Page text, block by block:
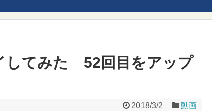
してみた 52回目をアップ
2018/3/2 動画